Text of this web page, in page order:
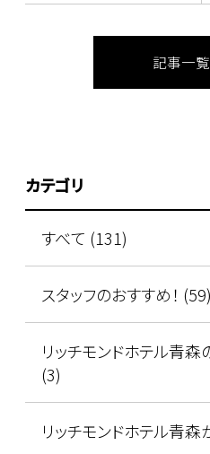
記事一
カテゴリ
すべて (131)
スタッフのおすすめ！ (59)
リッチモンドホテル青森
(3)
リッチモンドホテル青